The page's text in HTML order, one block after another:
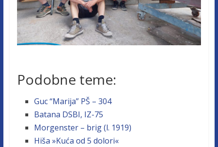
Podobne teme:
Guc “Marija” PŠ – 304
Batana DSBI, IZ-75
Morgenster – brig (l. 1919)
Hiša »Kuća od 5 dolori«